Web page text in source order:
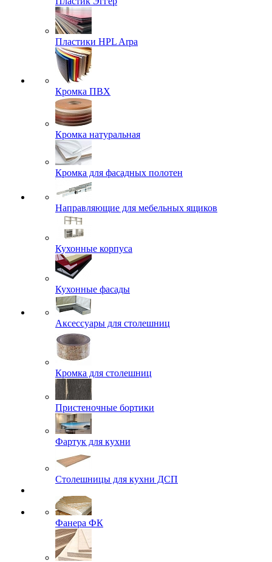
Пластики HPL Arpa
Кромка ПВХ
Кромка натуральная
Кромка для фасадных полотен
Направляющие для мебельных ящиков
Кухонные корпуса
Кухонные фасады
Аксессуары для столешниц
Кромка для столешниц
Пристеночные бортики
Фартук для кухни
Столешницы для кухни ДСП
Фанера ФК